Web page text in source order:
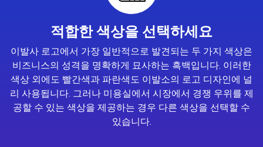
적합한 색상을 선택하세요
이발사 로고에서 가장 일반적으로 발견되는 두 가지 색상은
비즈니스의 성격을 명확하게 묘사하는 흑백입니다. 이러한
색상 외에도 빨간색과 파란색도 이발소의 로고 디자인에 널
리 사용됩니다. 그러나 미용실에서 시장에서 경쟁 우위를 제
공할 수 있는 색상을 제공하는 경우 다른 색상을 선택할 수
있습니다.